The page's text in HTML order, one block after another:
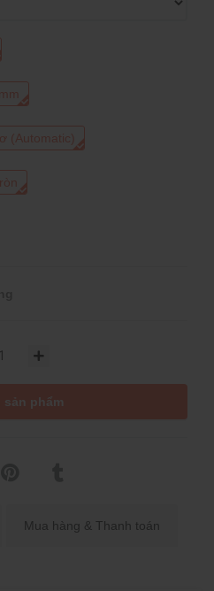
(Automatic)
sản phẩm
Mua hàng & Thanh toán